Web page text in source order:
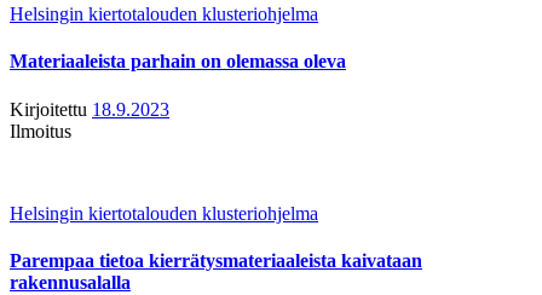
Helsingin kiertotalouden klusteriohjelma
Materiaaleista parhain on olemassa oleva
Kirjoitettu 18.9.2023
Ilmoitus
Helsingin kiertotalouden klusteriohjelma
Parempaa tietoa kierrätysmateriaaleista kaivataan
rakennusalalla